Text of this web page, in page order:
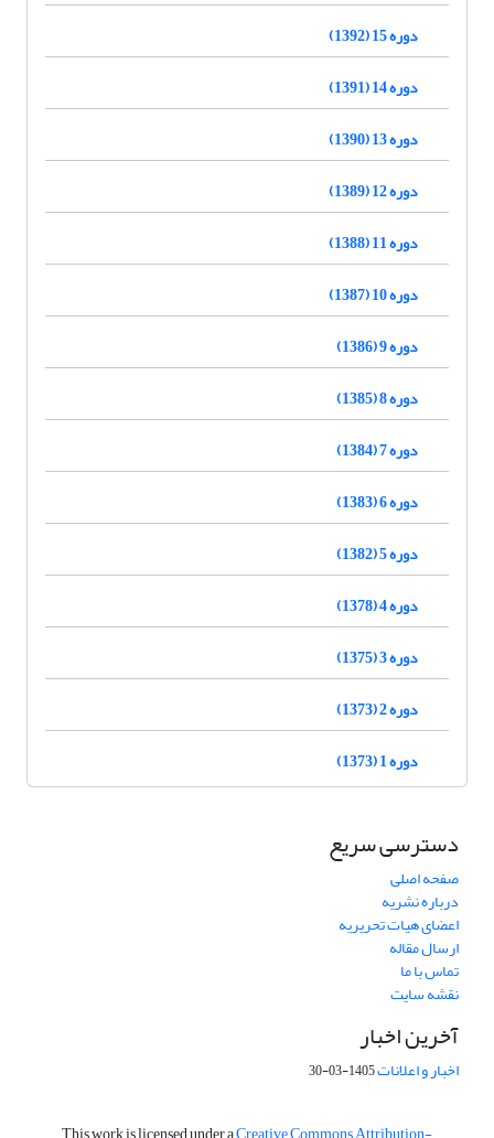
دوره 15 (1392)
دوره 14 (1391)
دوره 13 (1390)
دوره 12 (1389)
دوره 11 (1388)
دوره 10 (1387)
دوره 9 (1386)
دوره 8 (1385)
دوره 7 (1384)
دوره 6 (1383)
دوره 5 (1382)
دوره 4 (1378)
دوره 3 (1375)
دوره 2 (1373)
دوره 1 (1373)
دسترسی سریع
صفحه اصلی
درباره نشریه
اعضای هیات تحریریه
ارسال مقاله
تماس با ما
نقشه سایت
آخرین اخبار
اخبار و اعلانات1405-03-30